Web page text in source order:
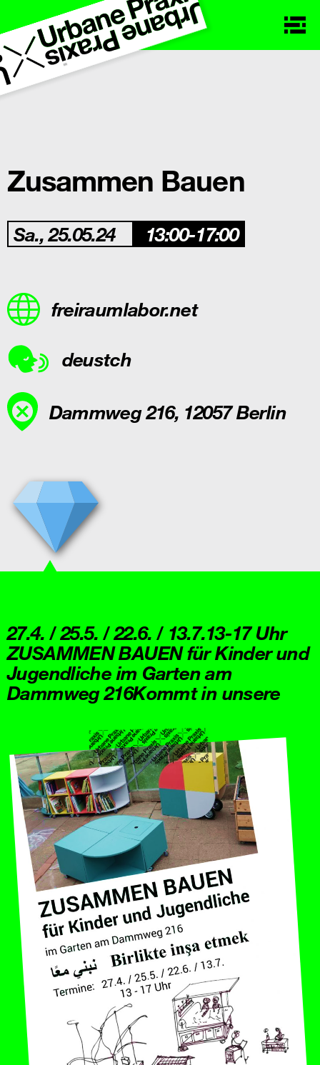
Zusammen Bauen
Sa., 25.05.24 13:00-17:00
freiraumlabor.net
deustch
Dammweg 216, 12057 Berlin
27.4. / 25.5. / 22.6. / 13.7.13-17 Uhr
ZUSAMMEN BAUEN für Kinder und
Jugendliche im Garten am
Dammweg 216Kommt in unsere